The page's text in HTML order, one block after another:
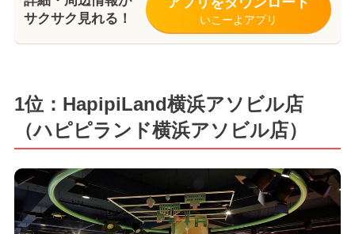
サクサク見れる！
いこーよアプリ
1位：HapipiLand横浜アソビル店
（ハピピランド横浜アソビル店）